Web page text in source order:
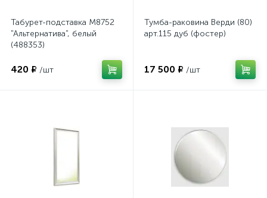
Табурет-подставка М8752
"Альтернатива", белый
(488353)
420 ₽ /шт
Тумба-раковина Верди (80)
арт.115 дуб (фостер)
17 500 ₽ /шт